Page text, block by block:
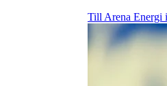
Till Arena Energi